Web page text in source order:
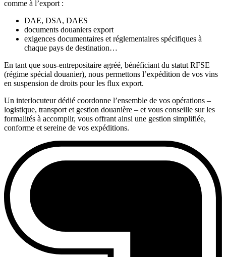
comme à l’export :
DAE, DSA, DAES
documents douaniers export
exigences documentaires et réglementaires spécifiques à
chaque pays de destination…
En tant que sous-entrepositaire agréé, bénéficiant du statut RFSE
(régime spécial douanier), nous permettons l’expédition de vos vins
en suspension de droits pour les flux export.
Un interlocuteur dédié coordonne l’ensemble de vos opérations –
logistique, transport et gestion douanière – et vous conseille sur les
formalités à accomplir, vous offrant ainsi une gestion simplifiée,
conforme et sereine de vos expéditions.